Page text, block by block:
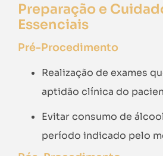
Preparação e
Essenciais
Pré-Procedimento
Realização de exames
aptidão clínica do
Evitar consumo de
período indicado pelo